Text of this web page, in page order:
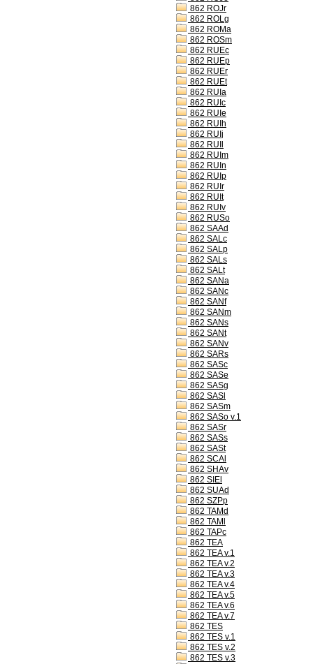
862 ROJr
862 ROLg
862 ROMa
862 ROSm
862 RUEc
862 RUEp
862 RUEr
862 RUEt
862 RUIa
862 RUIc
862 RUIe
862 RUIh
862 RUIj
862 RUIl
862 RUIm
862 RUIn
862 RUIp
862 RUIr
862 RUIt
862 RUIv
862 RUSo
862 SAAd
862 SALc
862 SALp
862 SALs
862 SALt
862 SANa
862 SANc
862 SANf
862 SANm
862 SANs
862 SANt
862 SANv
862 SARs
862 SASc
862 SASe
862 SASg
862 SASl
862 SASm
862 SASo v.1
862 SASr
862 SASs
862 SASt
862 SCAl
862 SHAv
862 SIEl
862 SUAd
862 SZPp
862 TAMd
862 TAMl
862 TAPc
862 TEA
862 TEA v.1
862 TEA v.2
862 TEA v.3
862 TEA v.4
862 TEA v.5
862 TEA v.6
862 TEA v.7
862 TES
862 TES v.1
862 TES v.2
862 TES v.3